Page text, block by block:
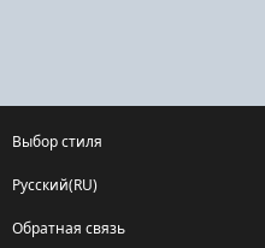
Выбор стиля
Русский(RU)
Обратная связь